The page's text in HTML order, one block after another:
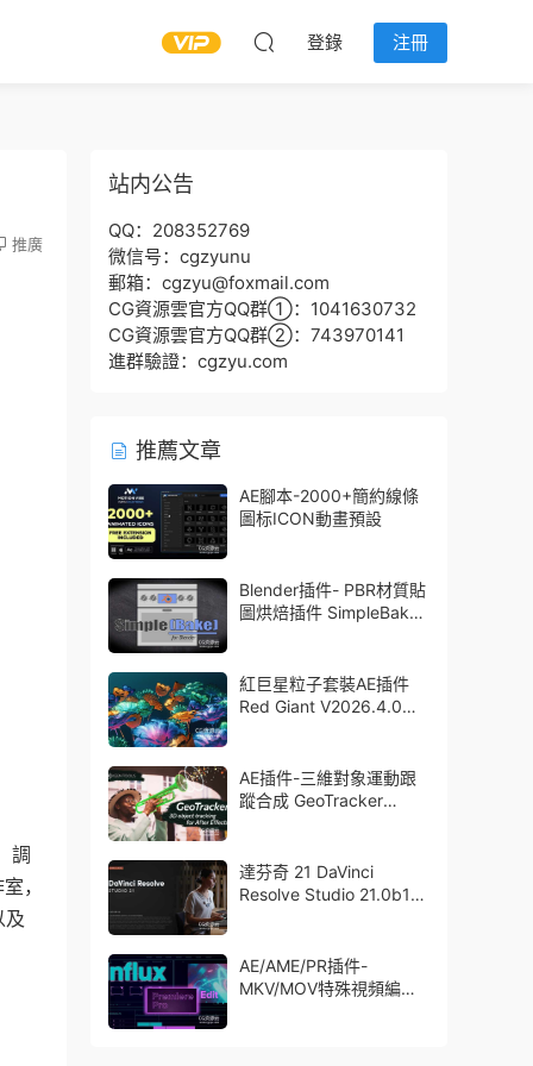
登錄 注冊
推廣
調
，
及
站内公告
QQ：208352769
微信号：cgzyunu
郵箱：cgzyu@foxmail.com
CG資源雲官方QQ群①：1041630732
CG資源雲官方QQ群②：743970141
進群驗證：cgzyu.com
推薦文章
AE腳本-2000+簡約線條
圖标ICON動畫預設
Blender插件- PBR材質貼
圖烘焙插件 SimpleBake
紅巨星粒子套裝AE插件
Red Giant V2026.4.0
Bullet + VFX Suit
AE插件-三維對象運動跟
蹤合成 GeoTracker
達芬奇 21 DaVinci
Resolve Studio 21.0b1
AE/AME/PR插件-
MKV/MOV特殊視頻編碼